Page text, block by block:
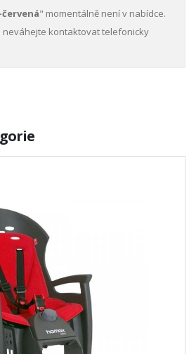
" momentálně není v nabídce.
neváhejte kontaktovat telefonicky